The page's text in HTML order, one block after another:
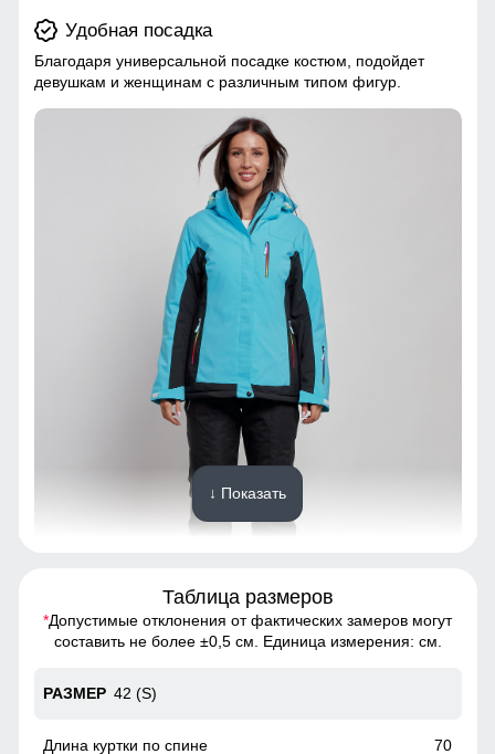
Удобная посадка
Благодаря универсальной посадке костюм, подойдет
девушкам и женщинам с различным типом фигур.
Благодаря универсальной посадке костюм, подойдет
девушкам и женщинам с различным типом фигур.
Съемный ветрозащитный капюшон
Капюшон надежно защищает от различных внешних
↓ Показать
Таблица размеров
*Допустимые отклонения от фактических замеров могут
составить не более ±0,5 см. Единица измерения: см.
42 (S)
70